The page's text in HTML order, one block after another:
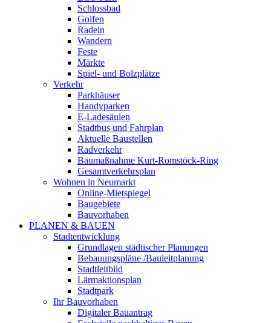
Schlossbad
Golfen
Radeln
Wandern
Feste
Märkte
Spiel- und Bolzplätze
Verkehr
Parkhäuser
Handyparken
E-Ladesäulen
Stadtbus und Fahrplan
Aktuelle Baustellen
Radverkehr
Baumaßnahme Kurt-Romstöck-Ring
Gesamtverkehrsplan
Wohnen in Neumarkt
Online-Mietspiegel
Baugebiete
Bauvorhaben
PLANEN & BAUEN
Stadtentwicklung
Grundlagen städtischer Planungen
Bebauungspläne /Bauleitplanung
Stadtleitbild
Lärmaktionsplan
Stadtpark
Ihr Bauvorhaben
Digitaler Bauantrag